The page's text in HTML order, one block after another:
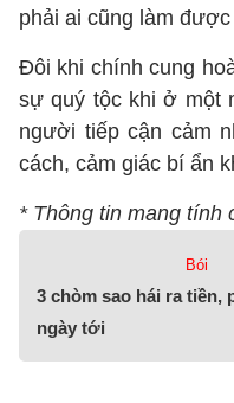
phải ai cũng làm
Đôi khi chính cung
sự quý tộc khi ở một
người tiếp cận cảm
cách, cảm giác bí ẩn
* Thông tin mang tính
Bói
3 chòm sao hái ra tiền,
ngày tới